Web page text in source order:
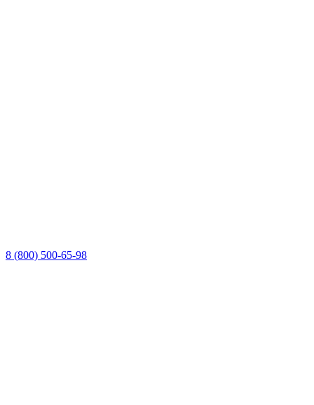
8 (800) 500-65-98